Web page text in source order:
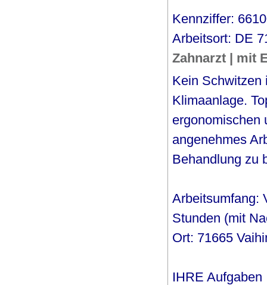
Kennziffer:
Arbeitsort: DE
Zahnarzt | mit
Kein Schwitzen
Klimaanlage.
ergonomischen
angenehmes
Behandlung zu
Arbeitsumfang:
Stunden (mit
Ort: 71665
IHRE Aufgaben